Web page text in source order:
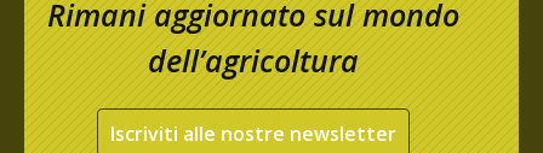
Rimani aggiornato sul mondo
dell’agricoltura
Iscriviti alle nostre newsletter